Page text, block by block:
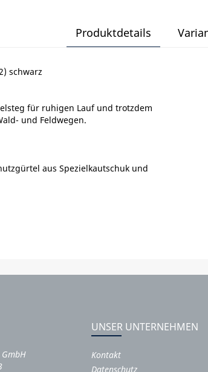
Produktdetails
schwarz
für ruhigen Lauf und trotzdem
und Feldwegen.
aus Spezielkautschuk und
UNSER UNTERNEHMEN
Kontakt
Datenschutz